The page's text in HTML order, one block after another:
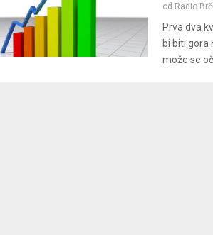
od Radio
Prva dva
bi biti gora
može se